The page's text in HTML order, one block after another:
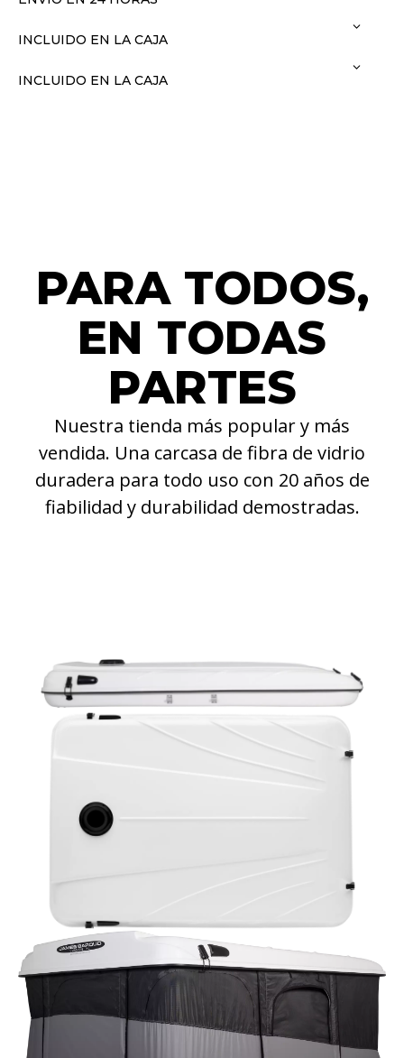
INCLUIDO EN LA CAJA
INCLUIDO EN LA CAJA
PARA TODOS,
EN TODAS
PARTES
Nuestra tienda más popular y más
vendida. Una carcasa de fibra de vidrio
duradera para todo uso con 20 años de
fiabilidad y durabilidad demostradas.